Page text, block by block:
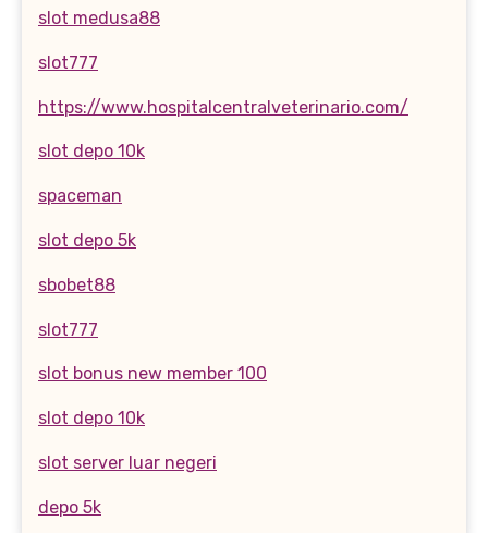
slot medusa88
slot777
https://www.hospitalcentralveterinario.com/
slot depo 10k
spaceman
slot depo 5k
sbobet88
slot777
slot bonus new member 100
slot depo 10k
slot server luar negeri
depo 5k